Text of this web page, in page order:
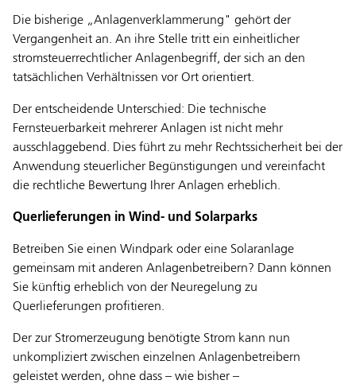
Die bisherige „Anlagenverklammerung" gehört der
Vergangenheit an. An ihre Stelle tritt ein einheitlicher
stromsteuerrechtlicher Anlagenbegriff, der sich an den
tatsächlichen Verhältnissen vor Ort orientiert.
Der entscheidende Unterschied: Die technische
Fernsteuerbarkeit mehrerer Anlagen ist nicht mehr
ausschlaggebend. Dies führt zu mehr Rechtssicherheit bei der
Anwendung steuerlicher Begünstigungen und vereinfacht
die rechtliche Bewertung Ihrer Anlagen erheblich.
Querlieferungen in Wind- und Solarparks
Betreiben Sie einen Windpark oder eine Solaranlage
gemeinsam mit anderen Anlagenbetreibern? Dann können
Sie künftig erheblich von der Neuregelung zu
Querlieferungen profitieren.
Der zur Stromerzeugung benötigte Strom kann nun
unkompliziert zwischen einzelnen Anlagenbetreibern
geleistet werden, ohne dass – wie bisher –